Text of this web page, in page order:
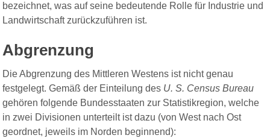
bezeichnet, was auf seine bedeutende Rolle für Industrie und
Landwirtschaft zurückzuführen ist.
Abgrenzung
Die Abgrenzung des Mittleren Westens ist nicht genau
festgelegt. Gemäß der Einteilung des U. S. Census Bureau
gehören folgende Bundesstaaten zur Statistikregion, welche
in zwei Divisionen unterteilt ist dazu (von West nach Ost
geordnet, jeweils im Norden beginnend):